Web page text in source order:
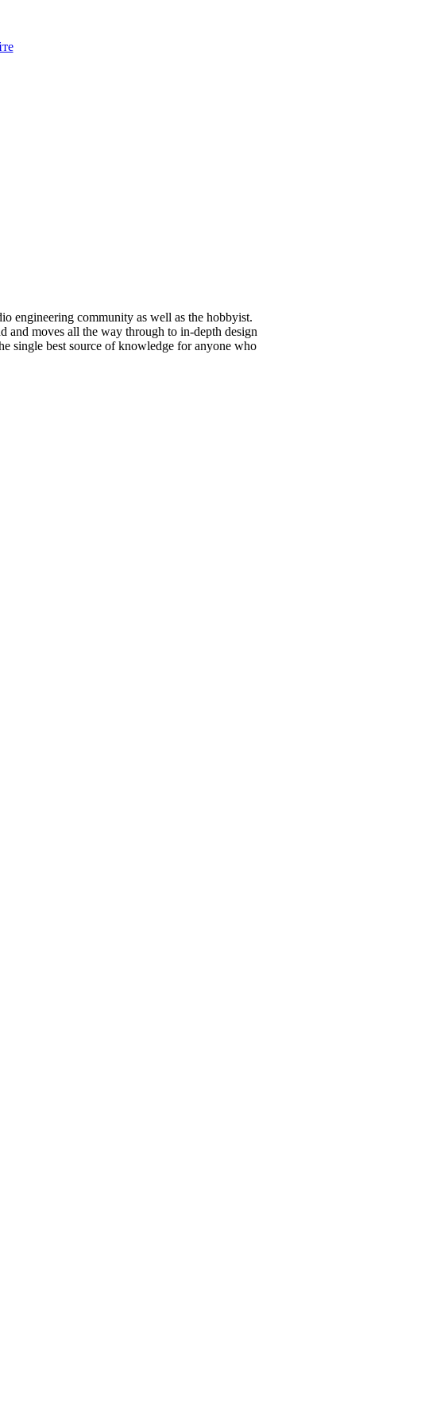
engineering community as well as the hobbyist.
and moves all the way through to in-depth design
single best source of knowledge for anyone who